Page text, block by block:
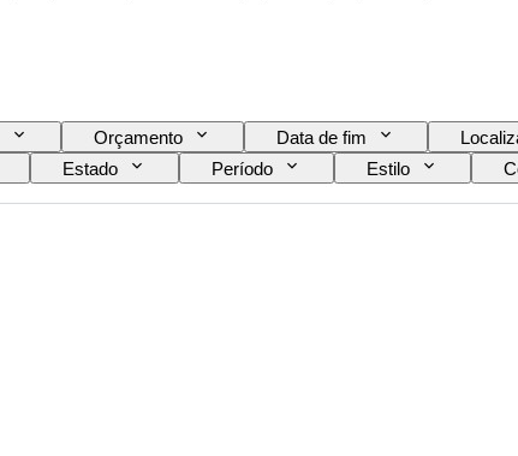
Orçamento Data de fim
Estado Período Estilo
Tamanho do colarinho da camisa Acessórios